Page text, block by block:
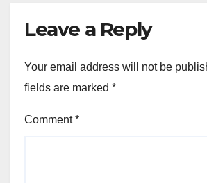
Leave a Reply
Your email address will not be
fields are marked *
Comment*